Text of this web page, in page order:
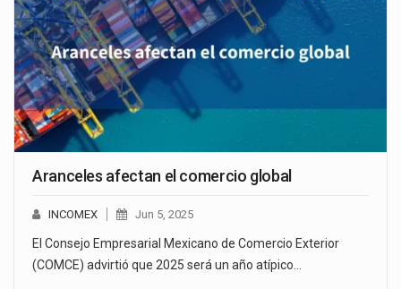
Aranceles afectan el comercio global
INCOMEX Jun 5, 2025
El Consejo Empresarial Mexicano de Comercio Exterior
(COMCE) advirtió que 2025 será un año atípico…